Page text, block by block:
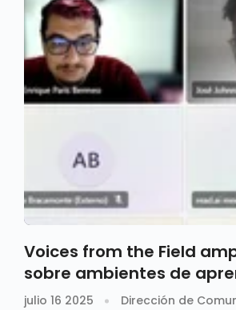
Voices from the Field
sobre ambientes de
bilingües
julio 16 2025 Dirección de